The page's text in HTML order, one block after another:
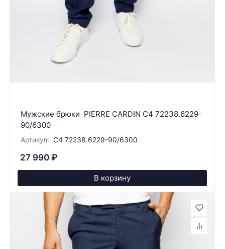
Мужские брюки PIERRE CARDIN C4 72238.6229-
90/6300
Артикул: C4 72238.6229-90/6300
27 990 ₽
В корзину